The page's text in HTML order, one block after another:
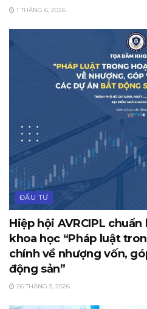
1 THÁNG 6, 2026
ĐẦU TƯ
Hiệp hội AVRCIPL
khoa học “Pháp luật
chính về nhượng vốn,
động sản”
26 THÁNG 5, 2026